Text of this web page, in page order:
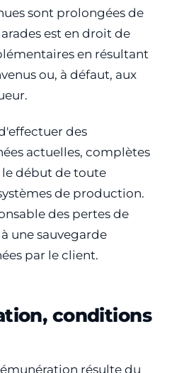
sont prolongées de
est en droit de
en résultant
ou, à défaut, aux
des
actuelles, complètes
le début de toute
de production.
des pertes de
une sauvegarde
par le client.
conditions
résulte du